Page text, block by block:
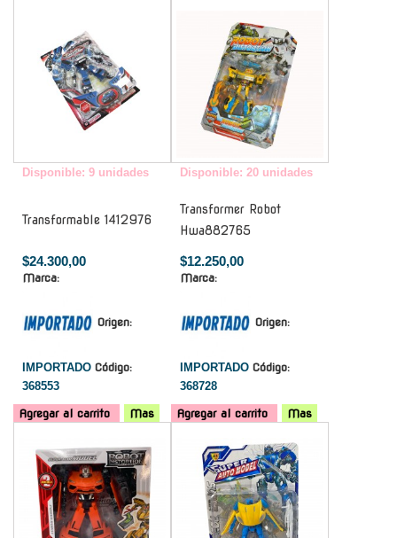
Disponible: 9 unidades
Transformable 1412976
$24.300,00
Marca:
Origen:
IMPORTADO Código:
368553
Agregar al carrito Mas
Disponible: 20 unidades
Transformer Robot
Hwa882765
$12.250,00
Marca:
Origen:
IMPORTADO Código:
368728
Agregar al carrito
Mas